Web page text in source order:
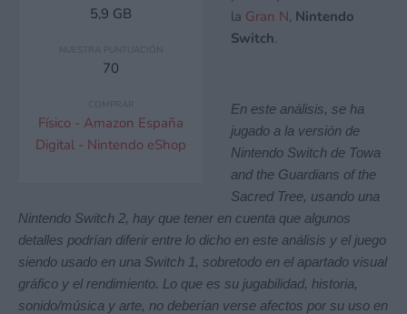
5,9 GB
70
COMPRAR
Físico - Amazon España
Digital - Nintendo eShop
la Gran N, Nintendo
Switch.
En este análisis, se ha
jugado a la versión de
Nintendo Switch de Towa
and the Guardians of the
Sacred Tree, usando una
Nintendo Switch 2, hay que tener en cuenta que algunos
detalles podrían diferir entre lo dicho en este análisis y el juego
siendo usado en una Switch 1, sobretodo en el apartado visual
gráfico y el rendimiento. Lo que es su jugabilidad, historia,
sonido/música y arte, no deberían verse afectos por su uso en